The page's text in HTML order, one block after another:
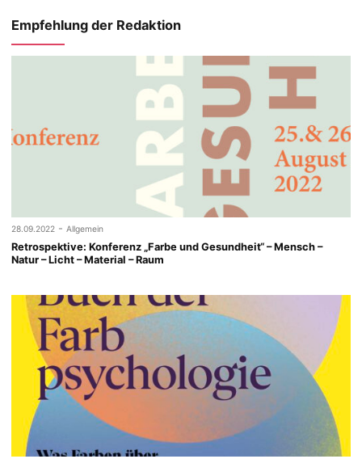
Empfehlung der Redaktion
28.09.2022 - Allgemein
Retrospektive: Konferenz „Farbe und Gesundheit“ – Mensch –
Natur – Licht – Material – Raum